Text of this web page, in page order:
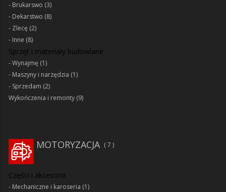
Brukarswo (3)
Dekarstwo (8)
Zlecę (2)
Inne (8)
Sprzęt i materiały budowlane
Wynajmę (1)
Maszyny i narzędzia (1)
Sprzedam (2)
Wykończenia i remonty (9)
MOTORYZACJA 7
Części i akcesoria
Mechaniczne i karoseria (1)